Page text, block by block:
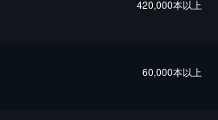
420,000本以上
60,000本以上